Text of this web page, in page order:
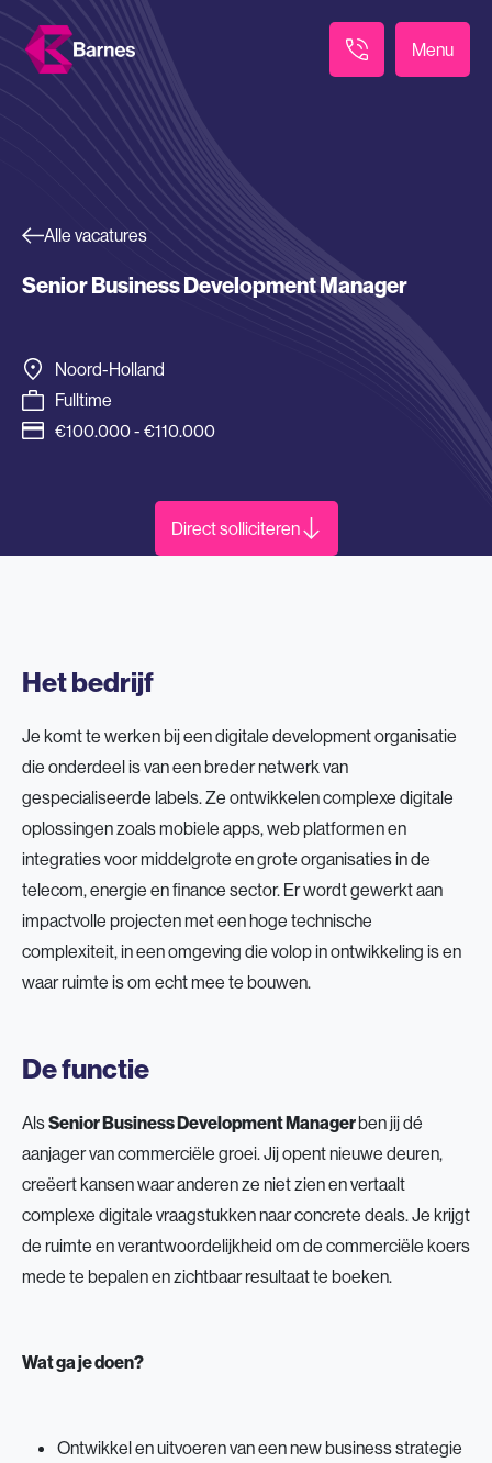
Menu
Alle vacatures
Senior Business Development Manager
Noord-Holland
Fulltime
€100.000 - €110.000
Direct solliciteren
Het bedrijf
Je komt te werken bij een digitale development organisatie
die onderdeel is van een breder netwerk van
gespecialiseerde labels. Ze ontwikkelen complexe digitale
oplossingen zoals mobiele apps, web platformen en
integraties voor middelgrote en grote organisaties in de
telecom, energie en finance sector. Er wordt gewerkt aan
impactvolle projecten met een hoge technische
complexiteit, in een omgeving die volop in ontwikkeling is en
waar ruimte is om echt mee te bouwen.
De functie
AlsSenior Business Development Managerben jij dé
aanjager van commerciële groei. Jij opent nieuwe deuren,
creëert kansen waar anderen ze niet zien en vertaalt
complexe digitale vraagstukken naar concrete deals. Je krijgt
de ruimte en verantwoordelijkheid om de commerciële koers
mede te bepalen en zichtbaar resultaat te boeken.
Wat ga je doen?
Ontwikkel en uitvoeren van een new business strategie